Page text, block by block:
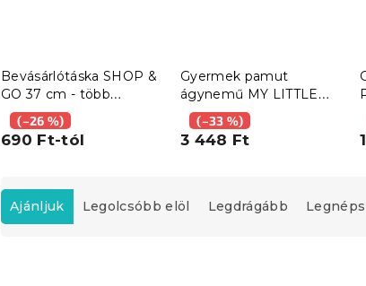
Bevásárlótáska SHOP &
GO 37 cm - több
változat
(–26 %)
690 Ft-tól
Gyermek pamut
ágynemű MY LITTLE
PONY STARS fehér
(–33 %)
3 448 Ft
T
e
r
Ajánljuk Legolcsóbb elöl Legdrágább